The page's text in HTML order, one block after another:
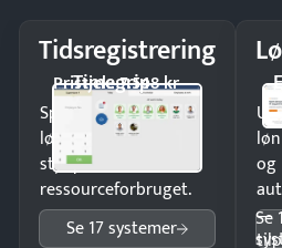
Tidsregistrering
Timegrip
Pristjek: 7.548 kr
Spar tid på
lønberegning og få
styr på
ressourceforbruget.
Se 17 systemer
og
—
Se